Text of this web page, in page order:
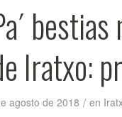
Iratxo:
agosto de 2018 / en